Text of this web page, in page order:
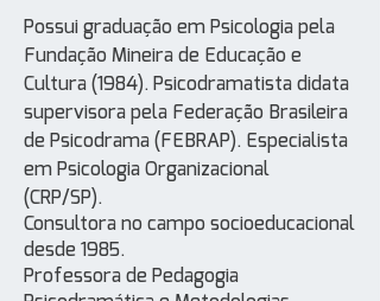
Possui graduação em Psicologia pela
Fundação Mineira de Educação e
Cultura (1984). Psicodramatista didata
supervisora pela Federação Brasileira
de Psicodrama (FEBRAP). Especialista
em Psicologia Organizacional
(CRP/SP).
Consultora no campo socioeducacional
desde 1985.
Professora de Pedagogia